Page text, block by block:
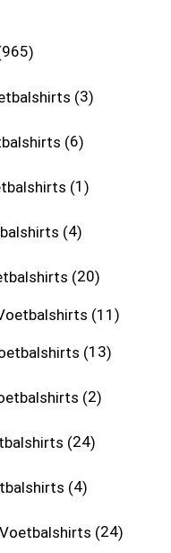
965
3
6
1
4
20
11
13
2
24
4
24